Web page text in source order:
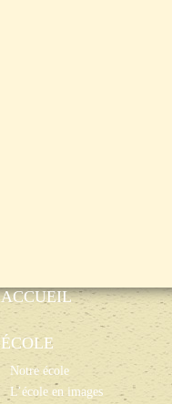
ACCUEIL
ÉCOLE
Notre école
L’école en images